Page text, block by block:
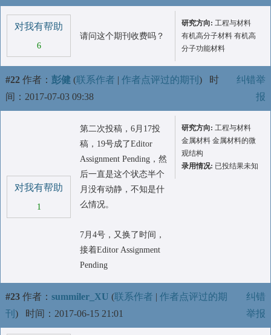
对我有帮助
6
请问这个期刊收费吗？
研究方向: 工程与材料
有机高分子材料 有机高
分子功能材料
#22 作者： 彭健 (联系作者 | 作者点评过的期刊 ) 时
间：2017-07-03 09:38
纠错举
报
对我有帮助
1
第二次投稿，6月17投
稿，19号成了Editor
Assignment Pending，然
后一直是这个状态半个
月没有动静，不知是什
么情况。
7月4号，又换了时间，
接着Editor Assignment
Pending
研究方向: 工程与材料
金属材料 金属材料的微
观结构
录用情况: 已投结果未知
#23 作者： summiler_XU (联系作者 | 作者点评过的期
刊 ) 时间：2017-06-15 21:01
纠错
举报